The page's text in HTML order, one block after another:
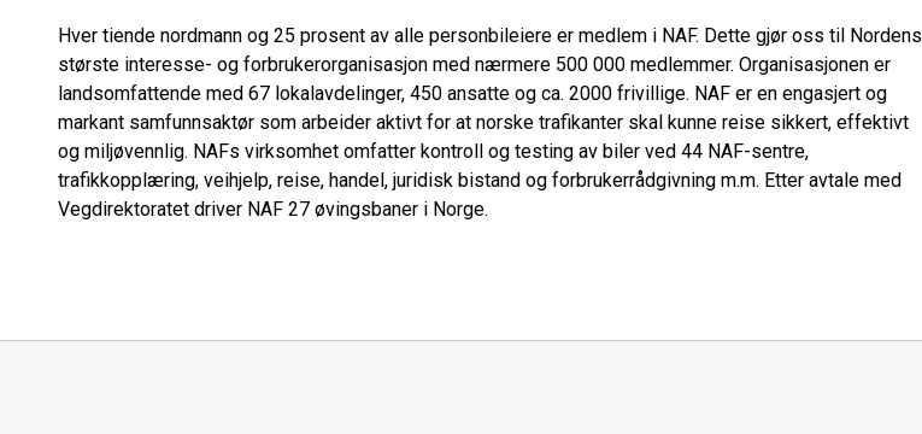
Hver tiende nordmann og 25 prosent av alle personbileiere er medlem i NAF. Dette gjør oss til Nordens
største interesse- og forbrukerorganisasjon med nærmere 500 000 medlemmer. Organisasjonen er
landsomfattende med 67 lokalavdelinger, 450 ansatte og ca. 2000 frivillige. NAF er en engasjert og
markant samfunnsaktør som arbeider aktivt for at norske trafikanter skal kunne reise sikkert, effektivt
og miljøvennlig. NAFs virksomhet omfatter kontroll og testing av biler ved 44 NAF-sentre,
trafikkopplæring, veihjelp, reise, handel, juridisk bistand og forbrukerrådgivning m.m. Etter avtale med
Vegdirektoratet driver NAF 27 øvingsbaner i Norge.